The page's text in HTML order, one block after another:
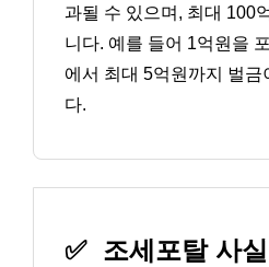
과될 수 있으며, 최대 100
니다. 예를 들어 1억원을
에서 최대 5억원까지 벌금
다.
✅ 조세포탈 사